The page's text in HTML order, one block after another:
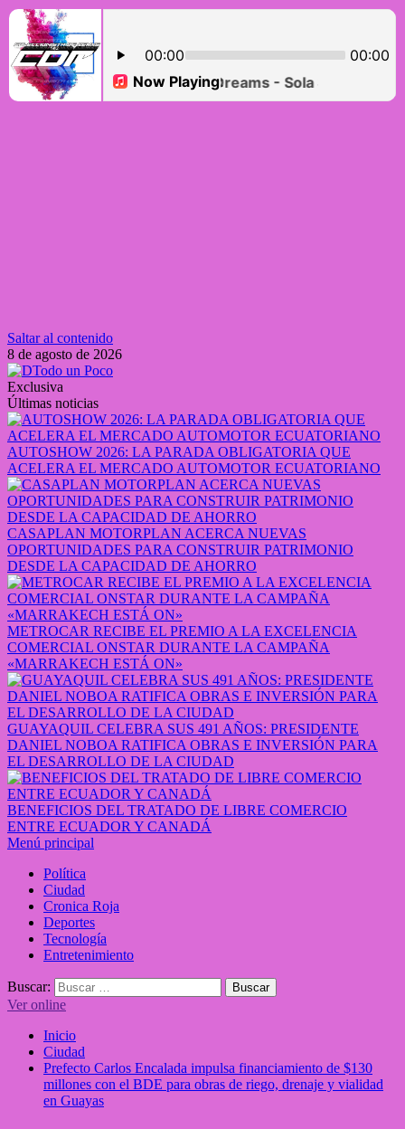
Saltar al contenido
8 de agosto de 2026
Exclusiva
Últimas noticias
AUTOSHOW 2026: LA PARADA OBLIGATORIA QUE
ACELERA EL MERCADO AUTOMOTOR ECUATORIANO
CASAPLAN MOTORPLAN ACERCA NUEVAS
OPORTUNIDADES PARA CONSTRUIR PATRIMONIO
DESDE LA CAPACIDAD DE AHORRO
METROCAR RECIBE EL PREMIO A LA EXCELENCIA
COMERCIAL ONSTAR DURANTE LA CAMPAÑA
«MARRAKECH ESTÁ ON»
GUAYAQUIL CELEBRA SUS 491 AÑOS: PRESIDENTE
DANIEL NOBOA RATIFICA OBRAS E INVERSIÓN PARA
EL DESARROLLO DE LA CIUDAD
BENEFICIOS DEL TRATADO DE LIBRE COMERCIO
ENTRE ECUADOR Y CANADÁ
Menú principal
Política
Ciudad
Cronica Roja
Deportes
Tecnología
Entretenimiento
Buscar:
Ver online
Inicio
Ciudad
Prefecto Carlos Encalada impulsa financiamiento de $130
millones con el BDE para obras de riego, drenaje y vialidad
en Guayas